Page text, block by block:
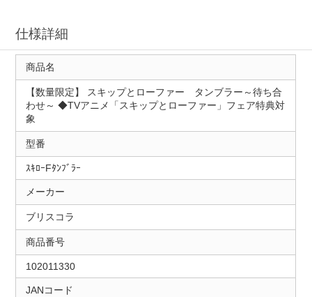
仕様詳細
商品名
【数量限定】 スキップとローファー タンブラー～待ち合
わせ～ ◆TVアニメ「スキップとローファー」フェア特典対
象
型番
ｽｷﾛｰFﾀﾝﾌﾞﾗｰ
メーカー
ブリスコラ
商品番号
102011330
JANコード